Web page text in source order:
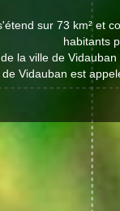
sur 73 km² et
habitants
la ville de
Vidauban est